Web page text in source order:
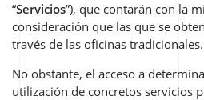
“Servicios”), que contarán con la
consideración que las que se
través de las oficinas tradicionales.
No obstante, el acceso a
utilización de concretos servicios